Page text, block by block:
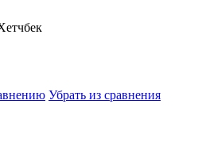
Убрать из сравнения